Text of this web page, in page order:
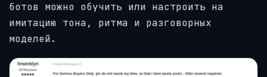
ботов можно обучить или настроить на
имитацию тона, ритма и разговорных
моделей.